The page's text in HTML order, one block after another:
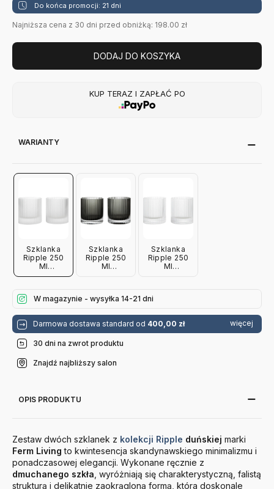
Do końca promocji: 21 dni
Najniższa cena z 30 dni przed obniżką: 198.00 zł
DODAJ DO KOSZYKA
KUP TERAZ I ZAPŁAĆ PO
WARIANTY
Szklanka
Ripple 250
Ml
Oszroniona
Szklanka
Ripple 250
Ml
Szklanka
Ripple 250
Ml
W magazynie - wysyłka 14-21 dni
Darmowa dostawa standard od 400,00 zł więcej
30 dni na zwrot produktu
Znajdź najbliższy salon
OPIS PRODUKTU
Zestaw dwóch szklanek z kolekcji Ripple duńskiej marki
Ferm Living to kwintesencja skandynawskiego minimalizmu i
ponadczasowej elegancji. Wykonane ręcznie z
dmuchanego szkła , wyróżniają się charakterystyczną, falistą
strukturą i delikatnie zaokrągloną formą, która doskonale